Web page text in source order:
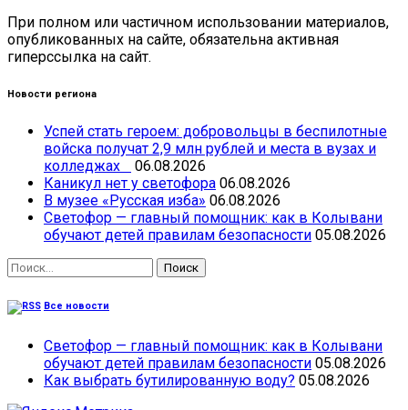
При полном или частичном использовании материалов,
опубликованных на сайте, обязательна активная
гиперссылка на сайт.
Новости региона
Успей стать героем: добровольцы в беспилотные
войска получат 2,9 млн рублей и места в вузах и
колледжах
06.08.2026
Каникул нет у светофора 06.08.2026
В музее «Русская изба» 06.08.2026
Светофор — главный помощник: как в Колывани
обучают детей правилам безопасности 05.08.2026
Найти:
Все новости
Светофор — главный помощник: как в Колывани
обучают детей правилам безопасности 05.08.2026
Как выбрать бутилированную воду? 05.08.2026